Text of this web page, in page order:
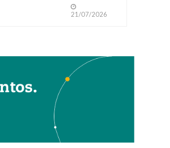
21/07/2026